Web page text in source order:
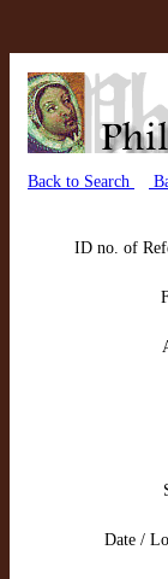
Back to Search
ID no. of
Date /